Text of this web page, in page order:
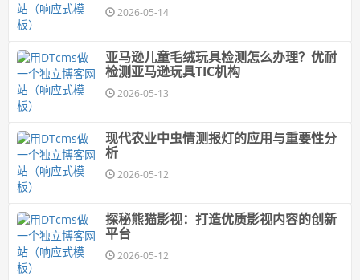
2026-05-14
亚马逊儿童毛绒玩具检测怎么办理？优耐
检测亚马逊玩具TIC机构
2026-05-13
现代农业中虫情测报灯的应用与重要性分
析
2026-05-12
探秘熊猫影视：打造优质影视内容的创新
平台
2026-05-12